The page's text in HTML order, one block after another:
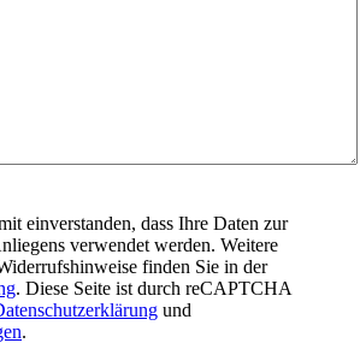
einverstanden, dass Ihre Daten zur
verwendet werden. Weitere
finden Sie in der
. Diese Seite ist durch reCAPTCHA
und
.